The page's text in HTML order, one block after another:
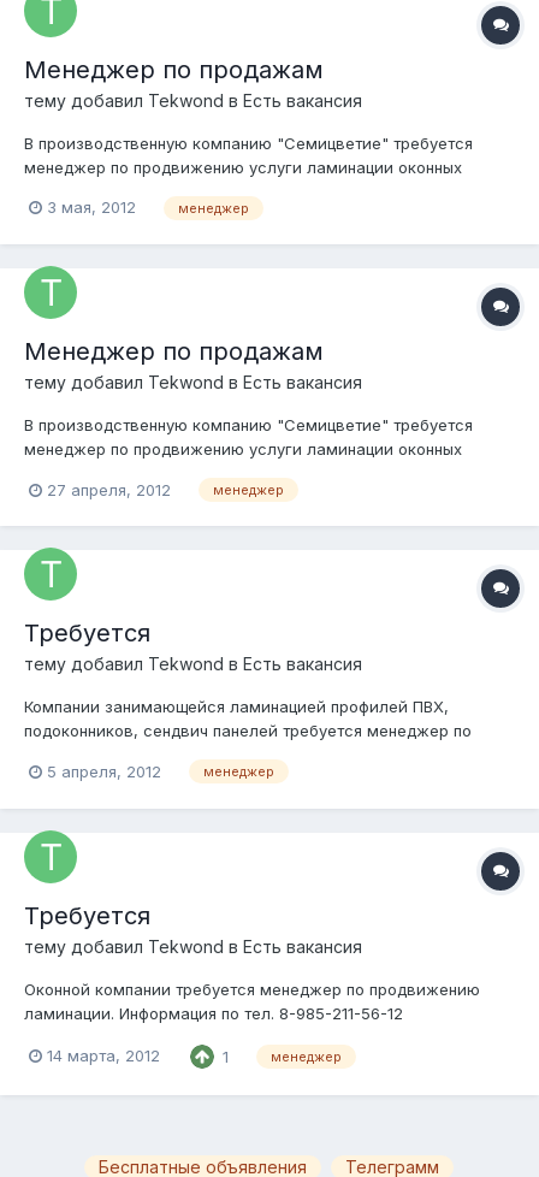
Менеджер по продажам
тему добавил Tekwond в Есть вакансия
В производственную компанию "Семицветие" требуется
менеджер по продвижению услуги ламинации оконных
ул.Привольная д.61/1 Требования к соискателям: 1.Ориентация
Навыки проведения презентац...
3 мая, 2012 менеджер
Менеджер по продажам
тему добавил Tekwond в Есть вакансия
В производственную компанию "Семицветие" требуется
менеджер по продвижению услуги ламинации оконных
ул.Привольная д.61 (Жулебино) Требования к соискателям:
Самостоятельность 4. Навыки проведени...
27 апреля, 2012 менеджер
Требуется
тему добавил Tekwond в Есть вакансия
Компании занимающейся ламинацией профилей ПВХ,
подоконников, сендвич панелей требуется менеджер по
продажам. Мужчина с личным авто. Оклад + % + моб. Связь
+ ГСМ. 8-985-211-56-12
5 апреля, 2012 менеджер
Требуется
тему добавил Tekwond в Есть вакансия
Оконной компании требуется менеджер по продвижению
ламинации. Информация по тел. 8-985-211-56-12
14 марта, 2012 1 менеджер
Бесплатные объявления Телеграмм